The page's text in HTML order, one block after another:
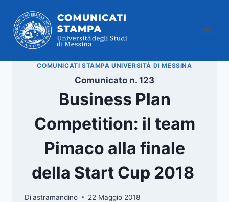
contenuto
COMUNICATI STAMPA UNIVERSITÀ DI MESSINA
Comunicato n. 123
Business Plan
Competition: il team
Pimaco alla finale
della Start Cup 2018
Diastramandino 22 Maggio 2018